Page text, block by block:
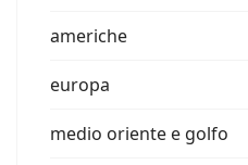
americhe
europa
medio oriente e golfo